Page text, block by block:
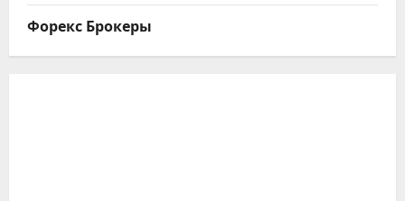
Форекс Брокеры